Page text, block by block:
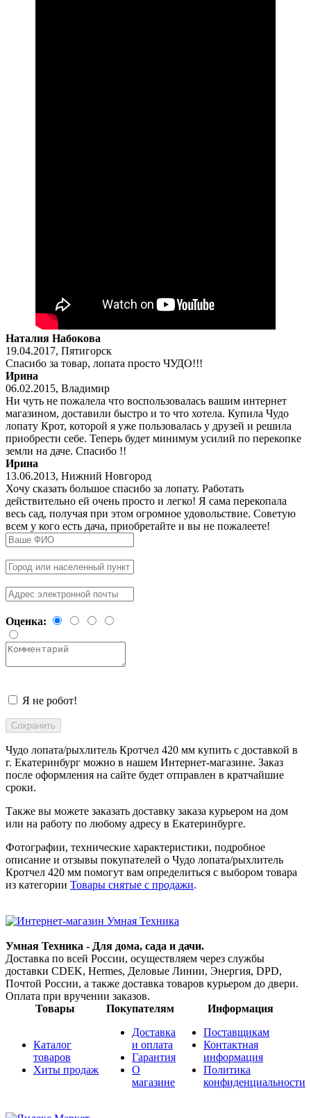
Наталия Набокова
19.04.2017, Пятигорск
Спасибо за товар, лопата просто ЧУДО!!!
Ирина
06.02.2015, Владимир
Ни чуть не пожалела что воспользовалась вашим интернет
магазином, доставили быстро и то что хотела. Купила Чудо
лопату Крот, которой я уже пользовалась у друзей и решила
приобрести себе. Теперь будет минимум усилий по перекопке
земли на даче. Спасибо !!
Ирина
13.06.2013, Нижний Новгород
Хочу сказать большое спасибо за лопату. Работать
действительно ей очень просто и легко! Я сама перекопала
весь сад, получая при этом огромное удовольствие. Советую
всем у кого есть дача, приобретайте и вы не пожалеете!
Оценка:
Я не робот!
Чудо лопата/рыхлитель Кротчел 420 мм купить с доставкой в
г. Екатеринбург можно в нашем Интернет-магазине. Заказ
после оформления на сайте будет отправлен в кратчайшие
сроки.
Также вы можете заказать доставку заказа курьером на дом
или на работу по любому адресу в Екатеринбурге.
Фотографии, технические характеристики, подробное
описание и отзывы покупателей о Чудо лопата/рыхлитель
Кротчел 420 мм помогут вам определиться с выбором товара
из категории Товары снятые с продажи.
Умная Техника - Для дома, сада и дачи.
Доставка по всей России, осуществляем через службы
доставки CDEK, Hermes, Деловые Линии, Энергия, DPD,
Почтой России, а также доставка товаров курьером до двери.
Оплата при вручении заказов.
Товары
Покупателям Информация
Каталог
товаров
Хиты продаж
Доставка
и оплата
Гарантия
О
магазине
Поставщикам
Контактная
информация
Политика
конфиденциальности